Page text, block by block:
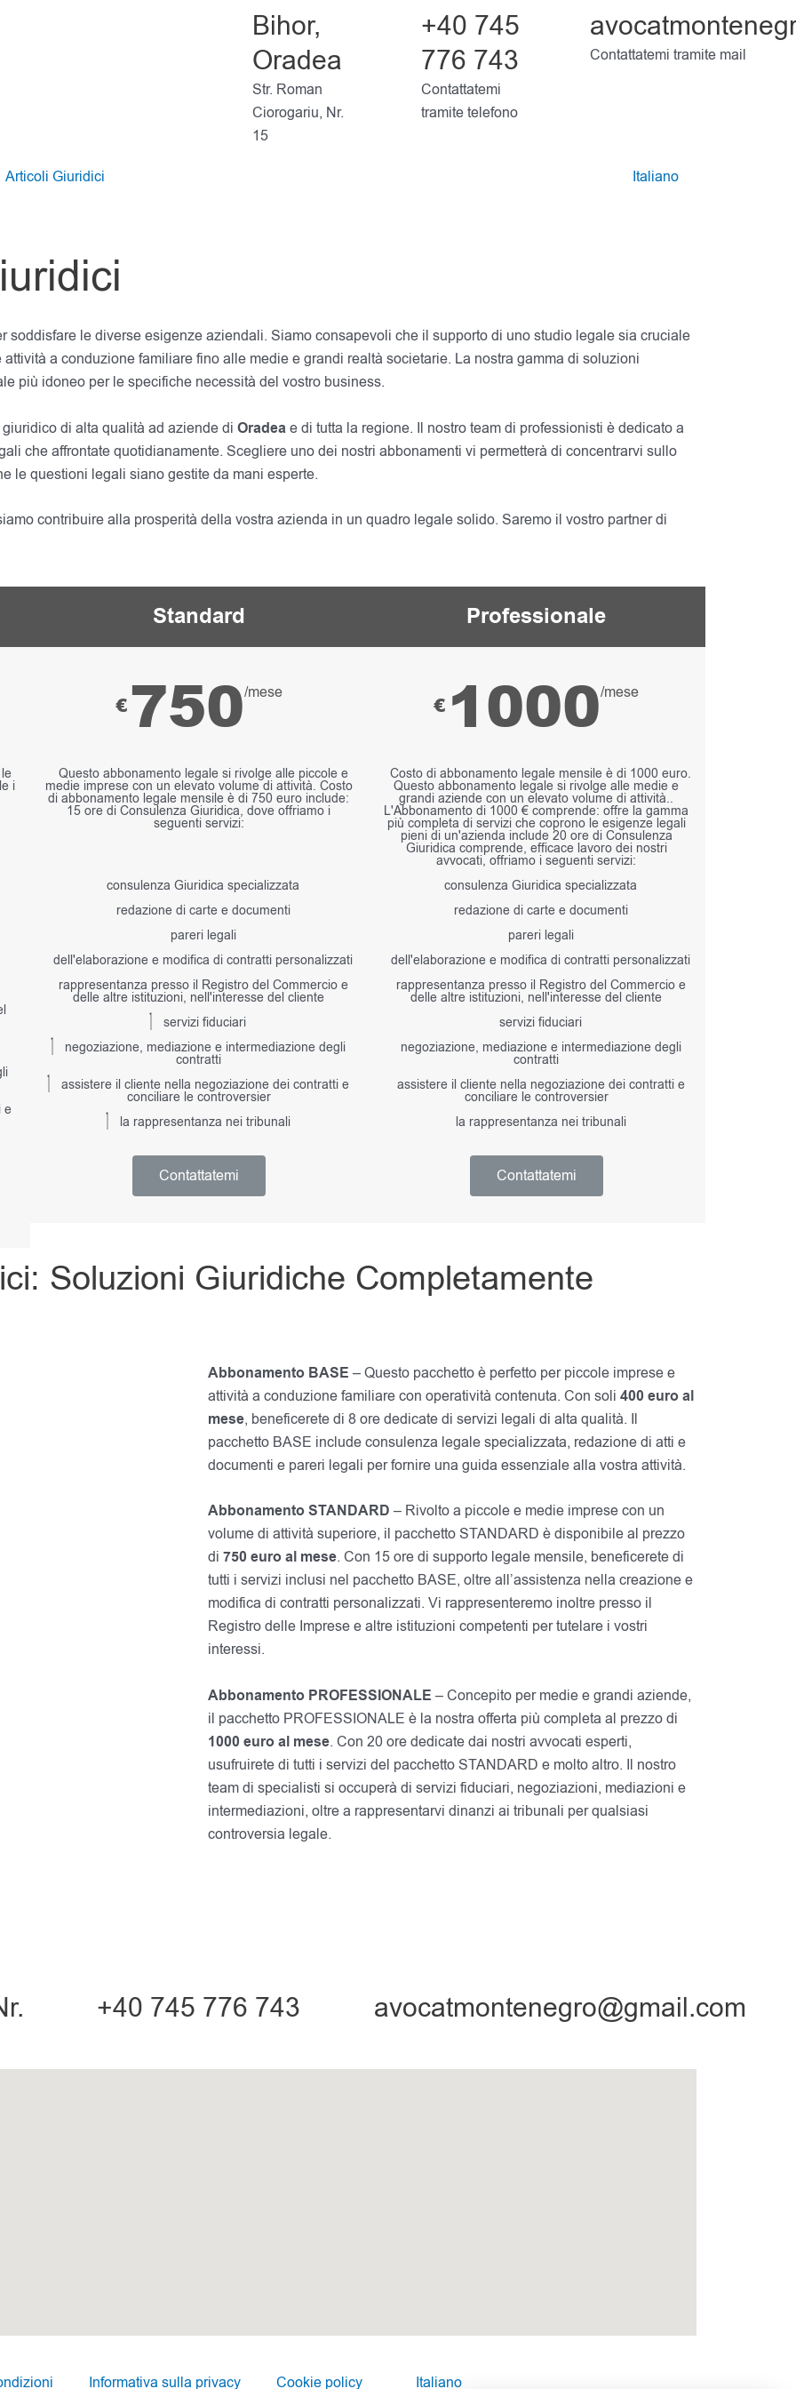
Bihor,
Oradea
Str. Roman
Ciorogariu, Nr.
15
+40 745
776 743
Contattatemi
tramite telefono
Contattatemi tramite mail
Articoli Giuridici Italiano
soddisfare le diverse esigenze aziendali. Siamo consapevoli che il supporto di uno studio legale sia cruciale
a conduzione familiare fino alle medie e grandi realtà societarie. La nostra gamma di soluzioni
più idoneo per le specifiche necessità del vostro business.
di alta qualità ad aziende di Oradeae di tutta la regione. Il nostro team di professionisti è dedicato a
che affrontate quotidianamente. Scegliere uno dei nostri abbonamenti vi permetterà di concentrarvi sullo
le questioni legali siano gestite da mani esperte.
contribuire alla prosperità della vostra azienda in un quadro legale solido. Saremo il vostro partner di
i
e
Standard
€ 750/mese
Questo abbonamento legale si rivolge alle piccole e
medie imprese con un elevato volume di attività. Costo
di abbonamento legale mensile è di 750 euro include:
15 ore di Consulenza Giuridica, dove offriamo i
seguenti servizi:
consulenza Giuridica specializzata
redazione di carte e documenti
pareri legali
dell'elaborazione e modifica di contratti personalizzati
rappresentanza presso il Registro del Commercio e
delle altre istituzioni, nell'interesse del cliente
servizi fiduciari
negoziazione, mediazione e intermediazione degli
contratti
assistere il cliente nella negoziazione dei contratti e
conciliare le controversier
la rappresentanza nei tribunali
Contattatemi
Professionale
€ 1000/mese
Costo di abbonamento legale mensile è di 1000 euro.
Questo abbonamento legale si rivolge alle medie e
grandi aziende con un elevato volume di attività..
L'Abbonamento di 1000 € comprende: offre la gamma
più completa di servizi che coprono le esigenze legali
pieni di un'azienda include 20 ore di Consulenza
Giuridica comprende, efficace lavoro dei nostri
avvocati, offriamo i seguenti servizi:
consulenza Giuridica specializzata
redazione di carte e documenti
pareri legali
dell'elaborazione e modifica di contratti personalizzati
rappresentanza presso il Registro del Commercio e
delle altre istituzioni, nell'interesse del cliente
servizi fiduciari
negoziazione, mediazione e intermediazione degli
contratti
assistere il cliente nella negoziazione dei contratti e
conciliare le controversier
la rappresentanza nei tribunali
Contattatemi
Soluzioni Giuridiche Completamente
Abbonamento BASE – Questo pacchetto è perfetto per piccole imprese e
attività a conduzione familiare con operatività contenuta. Con soli 400 euro al
mese, beneficerete di 8 ore dedicate di servizi legali di alta qualità. Il
pacchetto BASE include consulenza legale specializzata, redazione di atti e
documenti e pareri legali per fornire una guida essenziale alla vostra attività.
Abbonamento STANDARD – Rivolto a piccole e medie imprese con un
volume di attività superiore, il pacchetto STANDARD è disponibile al prezzo
di 750 euro al mese. Con 15 ore di supporto legale mensile, beneficerete di
tutti i servizi inclusi nel pacchetto BASE, oltre all’assistenza nella creazione e
modifica di contratti personalizzati. Vi rappresenteremo inoltre presso il
Registro delle Imprese e altre istituzioni competenti per tutelare i vostri
interessi.
Abbonamento PROFESSIONALE – Concepito per medie e grandi aziende,
il pacchetto PROFESSIONALE è la nostra offerta più completa al prezzo di
1000 euro al mese. Con 20 ore dedicate dai nostri avvocati esperti,
usufruirete di tutti i servizi del pacchetto STANDARD e molto altro. Il nostro
team di specialisti si occuperà di servizi fiduciari, negoziazioni, mediazioni e
intermediazioni, oltre a rappresentarvi dinanzi ai tribunali per qualsiasi
controversia legale.
+40 745 776 743 avocatmontenegro@gmail.com
Informativa sulla privacy Cookie policy Italiano